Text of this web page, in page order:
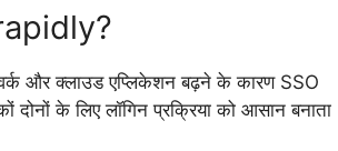
वर्क और क्लाउड एप्लिकेशन बढ़ने के कारण SSO
दोनों के लिए लॉगिन प्रक्रिया को आसान बनाता